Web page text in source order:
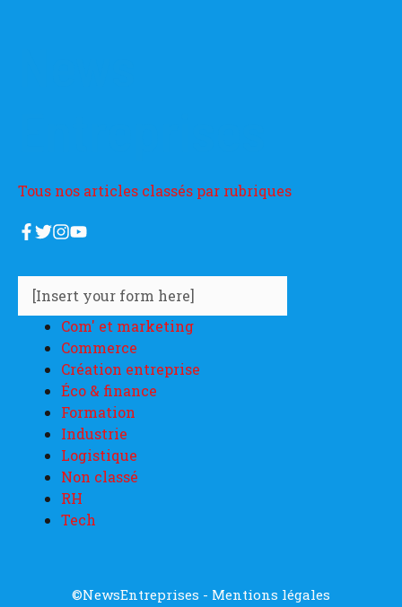
Tous nos articles classés par rubriques
[Insert your form here]
Com' et marketing
Commerce
Création entreprise
Éco & finance
Formation
Industrie
Logistique
Non classé
RH
Tech
©NewsEntreprises - Mentions légales